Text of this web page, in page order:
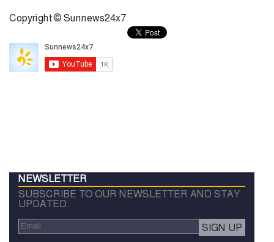
Copyright © Sunnews24x7
NEWSLETTER
SUBSCRIBE TO OUR NEWSLETTER AND STAY
UPDATED.